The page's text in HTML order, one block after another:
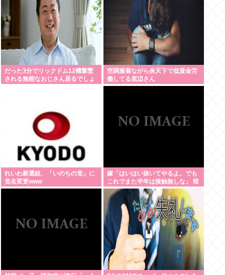
だった3分でリックドム12機撃墜
される無能なおじさん居るでしょ
空調服着ながら炎天下で低賃金労
働してる底辺さん
れいわ新選組、「いのちの党」に
党名変更www
嫁「はいはい抜いてやるよ。でも
これでまた半年は接触無しな」 暗
黙のこれツラ過ぎるだろ